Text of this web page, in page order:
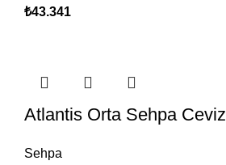
₺43.341
Atlantis Orta Sehpa Ceviz
Sehpa